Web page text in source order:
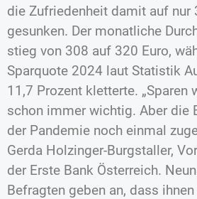
die Zufriedenheit damit auf nur
gesunken. Der monatliche
stieg von 308 auf 320 Euro,
Sparquote 2024 laut Statistik
11,7 Prozent kletterte. „Sparen
schon immer wichtig. Aber die
der Pandemie noch einmal
Gerda Holzinger-Burgstaller,
der Erste Bank Österreich.
Befragten geben an, dass